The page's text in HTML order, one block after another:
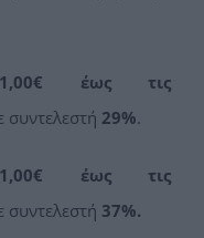
έως τις
συντελεστή 29%.
έως τις
συντελεστή 37%.